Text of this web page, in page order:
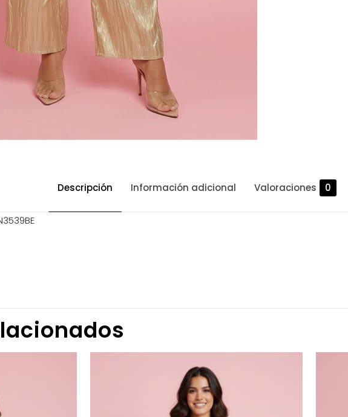
Descripción Información adicional Valoraciones 0
Sé el primero en valorar “ENTERIZO LARGO DAMA”